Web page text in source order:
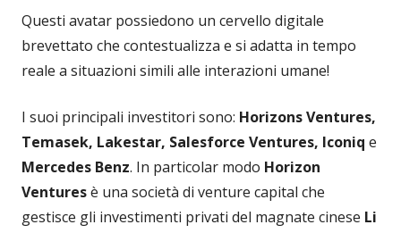
Questi avatar possiedono un cervello digitale
brevettato che contestualizza e si adatta in tempo
reale a situazioni simili alle interazioni umane!
I suoi principali investitori sono: Horizons Ventures,
Temasek, Lakestar, Salesforce Ventures, Iconiq e
Mercedes Benz. In particolar modo Horizon
Venturesè una società di venture capital che
gestisce gli investimenti privati del magnate cinese Li